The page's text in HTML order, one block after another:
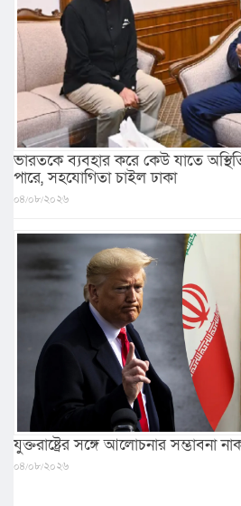
ভারতকে ব্যবহার করে কেউ যাতে
পারে, সহযোগিতা চাইল ঢাকা
০৪/০৮/২০২৬
যুক্তরাষ্ট্রের সঙ্গে আলোচনার সম্ভাবনা
০৪/০৮/২০২৬